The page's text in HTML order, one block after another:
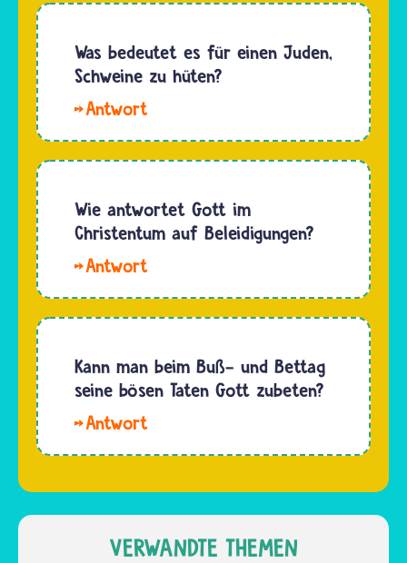
entstanden.
Versöhnung,
Jom
lud der
Hohepriester
alle
der
jüdischen
Gemeinschaft…
Was bedeutet es für einen Juden,
Schweine zu hüten?
Hüten
Schweinen
gibt es
Judentum
nicht. Die
hebräischen
"tahor"
und
"tame"
auf…
Wie antwortet Gott im
Christentum auf Beleidigungen?
und Christen
dass
Gott
unterschiedlich
auf das
reagiert.
Kann man beim Buß- und Bettag
seine bösen Taten Gott zubeten?
vor Gott
Buße tun
möchtest,
VERWANDTE THEMEN